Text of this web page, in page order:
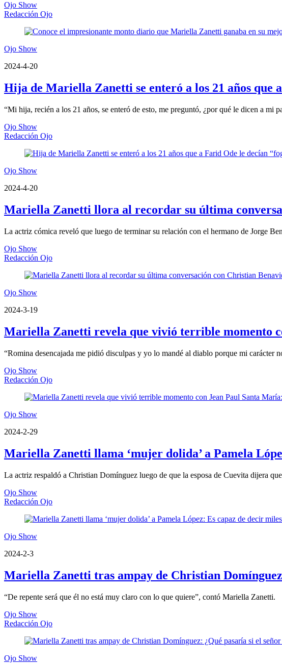
Ojo Show
Redacción Ojo
Ojo Show
2024-4-20
Hija de Mariella Zanetti se enteró a los 21 años que
“Mi hija, recién a los 21 años, se enteró de esto, me preguntó, ¿por qué le dicen a mi
Ojo Show
Redacción Ojo
Ojo Show
2024-4-20
Mariella Zanetti llora al recordar su última
La actriz cómica reveló que luego de terminar su relación con el hermano de Jorge
Ojo Show
Redacción Ojo
Ojo Show
2024-3-19
Mariella Zanetti revela que vivió terrible momento
“Romina desencajada me pidió disculpas y yo lo mandé al diablo porque mi carácter
Ojo Show
Redacción Ojo
Ojo Show
2024-2-29
Mariella Zanetti llama ‘mujer dolida’ a Pamela
La actriz respaldó a Christian Domínguez luego de que la esposa de Cuevita dijera
Ojo Show
Redacción Ojo
Ojo Show
2024-2-3
Mariella Zanetti tras ampay de Christian
“De repente será que él no está muy claro con lo que quiere”, contó Mariella Zanetti.
Ojo Show
Redacción Ojo
Ojo Show